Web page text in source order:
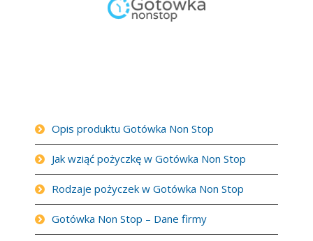
Opis produktu Gotówka Non Stop
Jak wziąć pożyczkę w Gotówka Non Stop
Rodzaje pożyczek w Gotówka Non Stop
Gotówka Non Stop – Dane firmy